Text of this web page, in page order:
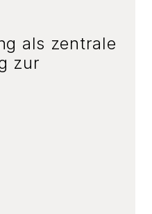
als zentrale
zur